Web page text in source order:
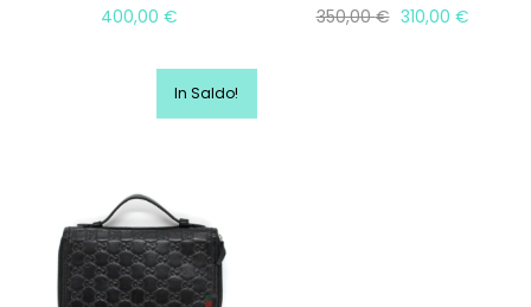
400,00 € 350,00€ 310,00 €
In Saldo!